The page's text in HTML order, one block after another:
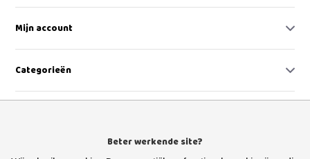
Mijn account
Categorieën
Beter werkende site?